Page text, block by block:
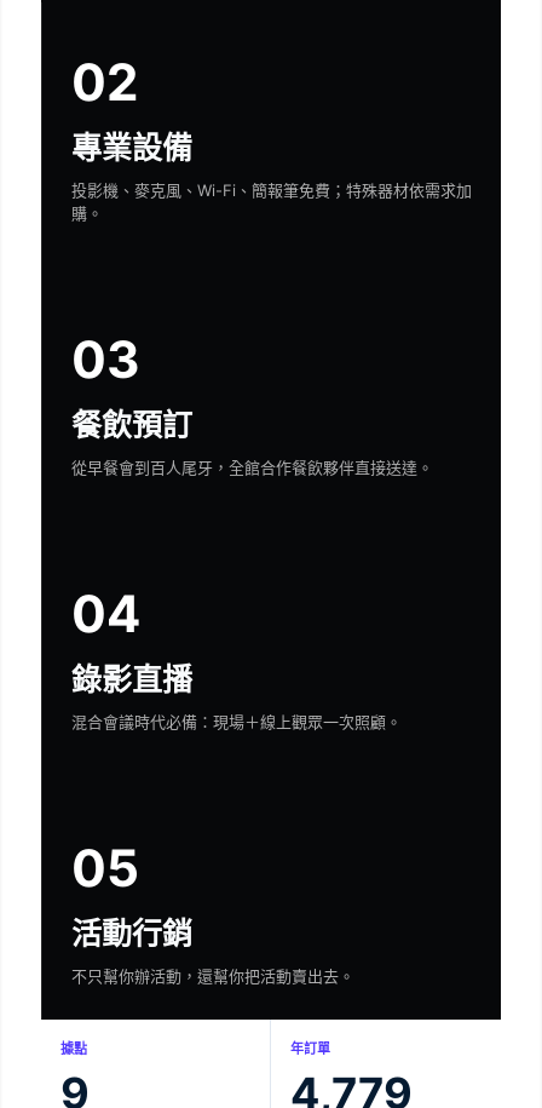
02
專業設備
投影機、麥克風、Wi-Fi、簡報筆免費；特殊器材依需求加
購。
03
餐飲預訂
從早餐會到百人尾牙，全館合作餐飲夥伴直接送達。
04
錄影直播
混合會議時代必備：現場＋線上觀眾一次照顧。
05
活動行銷
不只幫你辦活動，還幫你把活動賣出去。
據點
9
年訂單
4,779